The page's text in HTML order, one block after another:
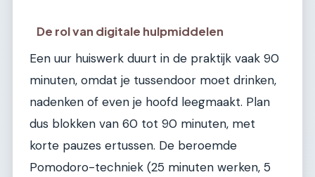
De rol van digitale hulpmiddelen
Een uur huiswerk duurt in de praktijk vaak 90
minuten, omdat je tussendoor moet drinken,
nadenken of even je hoofd leegmaakt. Plan
dus blokken van 60 tot 90 minuten, met
korte pauzes ertussen. De beroemde
Pomodoro-techniek (25 minuten werken, 5